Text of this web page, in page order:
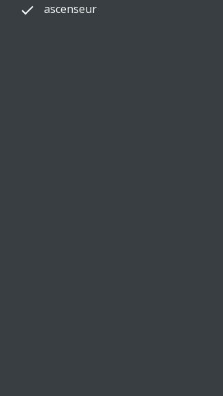
ascenseur